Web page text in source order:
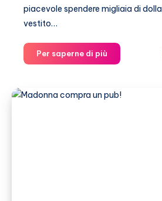
piacevole spendere migliaia di
vestito…
Per saperne di più
Longoria
Jennifer